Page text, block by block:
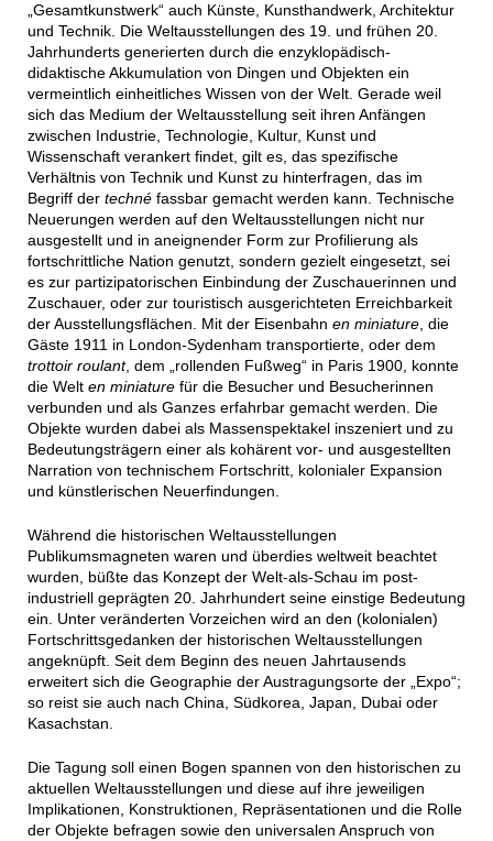
„Gesamtkunstwerk“ auch Künste, Kunsthandwerk, Architektur
und Technik. Die Weltausstellungen des 19. und frühen 20.
Jahrhunderts generierten durch die enzyklopädisch-
didaktische Akkumulation von Dingen und Objekten ein
vermeintlich einheitliches Wissen von der Welt. Gerade weil
sich das Medium der Weltausstellung seit ihren Anfängen
zwischen Industrie, Technologie, Kultur, Kunst und
Wissenschaft verankert findet, gilt es, das spezifische
Verhältnis von Technik und Kunst zu hinterfragen, das im
Begriff der technéfassbar gemacht werden kann. Technische
Neuerungen werden auf den Weltausstellungen nicht nur
ausgestellt und in aneignender Form zur Profilierung als
fortschrittliche Nation genutzt, sondern gezielt eingesetzt, sei
es zur partizipatorischen Einbindung der Zuschauerinnen und
Zuschauer, oder zur touristisch ausgerichteten Erreichbarkeit
der Ausstellungsflächen. Mit der Eisenbahn en miniature, die
Gäste 1911 in London-Sydenham transportierte, oder dem
trottoir roulant, dem „rollenden Fußweg“ in Paris 1900, konnte
die Welt en miniaturefür die Besucher und Besucherinnen
verbunden und als Ganzes erfahrbar gemacht werden. Die
Objekte wurden dabei als Massenspektakel inszeniert und zu
Bedeutungsträgern einer als kohärent vor- und ausgestellten
Narration von technischem Fortschritt, kolonialer Expansion
und künstlerischen Neuerfindungen.
Während die historischen Weltausstellungen
Publikumsmagneten waren und überdies weltweit beachtet
wurden, büßte das Konzept der Welt-als-Schau im post-
industriell geprägten 20. Jahrhundert seine einstige Bedeutung
ein. Unter veränderten Vorzeichen wird an den (kolonialen)
Fortschrittsgedanken der historischen Weltausstellungen
angeknüpft. Seit dem Beginn des neuen Jahrtausends
erweitert sich die Geographie der Austragungsorte der „Expo“;
so reist sie auch nach China, Südkorea, Japan, Dubai oder
Kasachstan.
Die Tagung soll einen Bogen spannen von den historischen zu
aktuellen Weltausstellungen und diese auf ihre jeweiligen
Implikationen, Konstruktionen, Repräsentationen und die Rolle
der Objekte befragen sowie den universalen Anspruch von